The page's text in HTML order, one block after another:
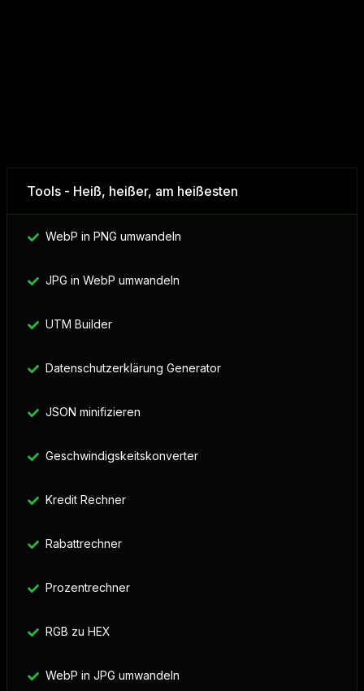
Tools - Heiß, heißer, am heißesten
WebP in PNG umwandeln
JPG in WebP umwandeln
UTM Builder
Datenschutzerklärung Generator
JSON minifizieren
Geschwindigskeitskonverter
Kredit Rechner
Rabattrechner
Prozentrechner
RGB zu HEX
WebP in JPG umwandeln